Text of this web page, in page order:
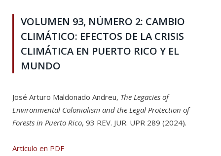
VOLUMEN 93, NÚMERO 2: CAMBIO
CLIMÁTICO: EFECTOS DE LA CRISIS
CLIMÁTICA EN PUERTO RICO Y EL
MUNDO
José Arturo Maldonado Andreu, The Legacies of
Environmental Colonialism and the Legal Protection of
Forests in Puerto Rico, 93 REV. JUR. UPR 289 (2024).
Artículo en PDF